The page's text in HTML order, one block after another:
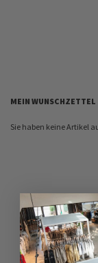
MEIN WUNSCHZETTEL
Sie haben keine Artikel